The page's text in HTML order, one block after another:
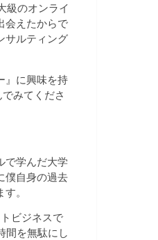
級のオンライ
会えたからで
サルティング
』に興味を持
でみてくださ
で学んだ大学
僕自身の過去
。
ビジネスで
間を無駄にし